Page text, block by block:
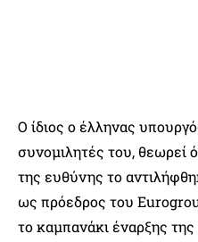
Ο ίδιος ο έλληνας
συνομιλητές του, θεωρεί
της ευθύνης το
ως πρόεδρος του
το καμπανάκι έναρξης